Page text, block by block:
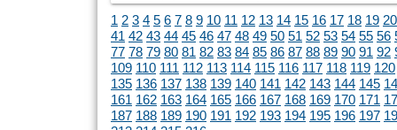
1 2 3 4 5 6 7 8 9 10 11 12 13 14 15 16 17 18 19 20
41 42 43 44 45 46 47 48 49 50 51 52 53 54 55 56
77 78 79 80 81 82 83 84 85 86 87 88 89 90 91 92
109 110 111 112 113 114 115 116 117 118 119 120
135 136 137 138 139 140 141 142 143 144 145
161 162 163 164 165 166 167 168 169 170 171
187 188 189 190 191 192 193 194 195 196 197